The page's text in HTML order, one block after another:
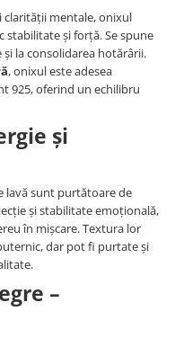
clarității mentale, onixul
stabilitate și forță. Se spune
la consolidarea hotărârii.
, onixul este adesea
925, oferind un echilibru
și
lavă sunt purtătoare de
și stabilitate emoțională,
în mișcare. Textura lor
dar pot fi purtate și
–